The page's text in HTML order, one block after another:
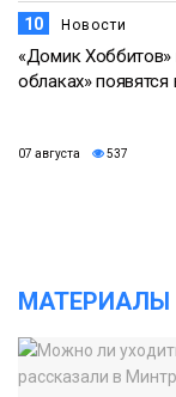
10 Новости
«Домик Хоббитов»
облаках» появятся
07 августа 537
МАТЕРИАЛЫ